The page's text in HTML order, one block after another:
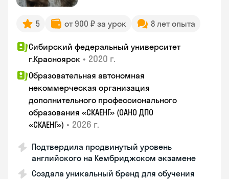
5 от 900 ₽ за урок 8 лет опыта
Сибирский федеральный университет
г.Красноярск • 2020 г.
Образовательная автономная
некоммерческая организация
дополнительного профессионального
образования «СКАЕНГ» (ОАНО ДПО
«СКАЕНГ») • 2026 г.
Подтвердила продвинутый уровень
английского на Кембриджском экзамене
Создала уникальный бренд для обучения